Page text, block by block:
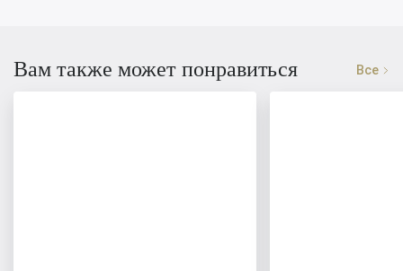
Вам также может понравиться Все